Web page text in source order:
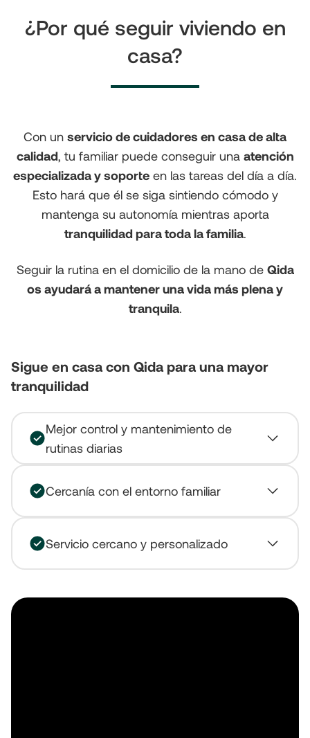
¿Por qué seguir viviendo en
casa?
Con un servicio de cuidadores en casa de alta
calidad, tu familiar puede conseguir una atención
especializada y soporte en las tareas del día a día.
Esto hará que él se siga sintiendo cómodo y
mantenga su autonomía mientras aporta
tranquilidad para toda la familia.
Seguir la rutina en el domicilio de la mano de Qida
os ayudará a mantener una vida más plena y
tranquila.
Sigue en casa con Qida para una mayor
tranquilidad
Mejor control y mantenimiento de
rutinas diarias
Cercanía con el entorno familiar
Servicio cercano y personalizado